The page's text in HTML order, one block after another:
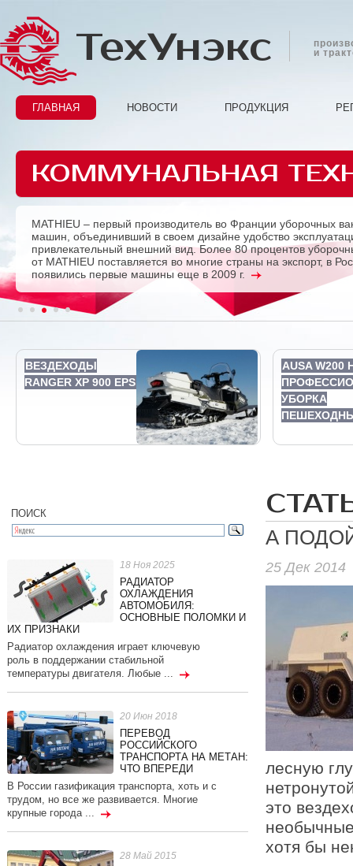
ТехУнэкс
и
ГЛАВНАЯ НОВОСТИ ПРОДУКЦИЯ
КОММУНАЛЬНАЯ
MATHIEU – первый производитель во Франции уборочных
машин, объединивший в своем дизайне удобство
привлекательный внешний вид. Более 80 процентов
от MATHIEU поставляется во многие страны на экспорт, в
появились первые машины еще в 2009 г.
Previous
1 2 3 4 5
ВЕЗДЕХОДЫ
RANGER XP 900 EPS
AUSA W200
УБОРКА
А
25 Дек 2014
лесную
это
хотя бы
ПОИСК
18 Ноя 2025
РАДИАТОР
ОХЛАЖДЕНИЯ
АВТОМОБИЛЯ:
ОСНОВНЫЕ ПОЛОМКИ И
ИХ ПРИЗНАКИ
Радиатор охлаждения играет ключевую
роль в поддержании стабильной
температуры двигателя. Любые ...
20 Июн 2018
ПЕРЕВОД
РОССИЙСКОГО
ТРАНСПОРТА НА МЕТАН:
ЧТО ВПЕРЕДИ
В России газификация транспорта, хоть и с
трудом, но все же развивается. Многие
крупные города ...
28 Май 2015